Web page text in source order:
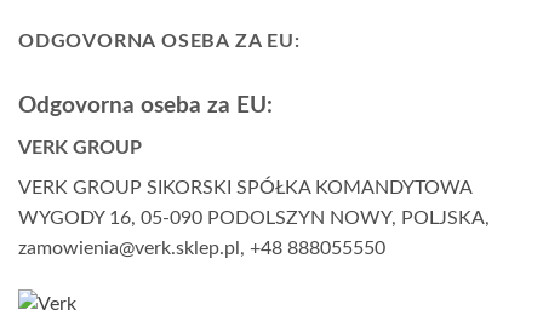
ODGOVORNA OSEBA ZA EU:
Odgovorna oseba za EU:
VERK GROUP
VERK GROUP SIKORSKI SPÓŁKA KOMANDYTOWA
WYGODY 16, 05-090 PODOLSZYN NOWY, POLJSKA,
zamowienia@verk.sklep.pl, +48 888055550